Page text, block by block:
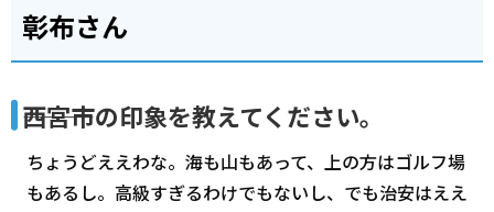
彰布さん
―――西宮市の印象を教えてください。
ちょうどええわな。海も山もあって、上の方はゴルフ場
もあるし。高級すぎるわけでもないし、でも治安はええ